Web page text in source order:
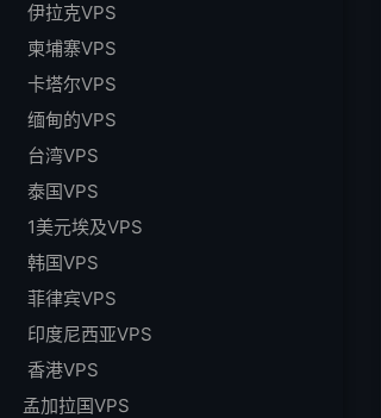
伊拉克VPS
柬埔寨VPS
卡塔尔VPS
缅甸的VPS
台湾VPS
泰国VPS
1美元埃及VPS
韩国VPS
菲律宾VPS
印度尼西亚VPS
香港VPS
孟加拉国VPS